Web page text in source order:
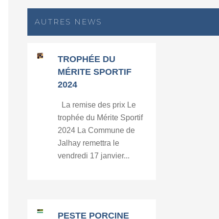
AUTRES NEWS
TROPHÉE DU
MÉRITE SPORTIF
2024
La remise des prix Le
trophée du Mérite Sportif
2024 La Commune de
Jalhay remettra le
vendredi 17 janvier...
PESTE PORCINE